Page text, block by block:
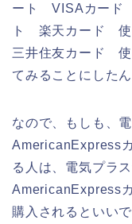
ート VISAカード
ト 楽天カード 使
三井住友カード 使
てみることにしたん
なので、もしも、
AmericanExpress
る人は、電気プラ
AmericanExpress
購入されるといいで